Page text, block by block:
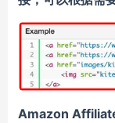
Amazon